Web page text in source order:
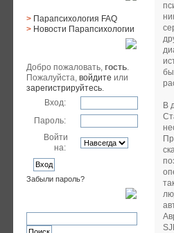
> Парапсихология FAQ
> Новости Парапсихологии
Добро пожаловать,гость.
Пожалуйста,войдите или
зарегистрируйтесь.
Вход:
Пароль:
Войти
на:
Забыли пароль?
В